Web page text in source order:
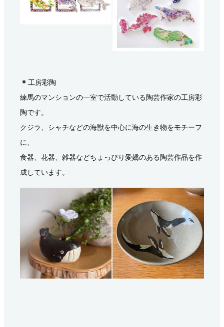
工房彩陶
練馬のマンションの一室で活動している陶芸作家の工房彩
陶です。
クジラ、シャチなどの海獣を中心に海の生き物をモチーフ
に、
食器、花器、雑器などちょっぴり愛嬌のある陶芸作品を作
成しています。